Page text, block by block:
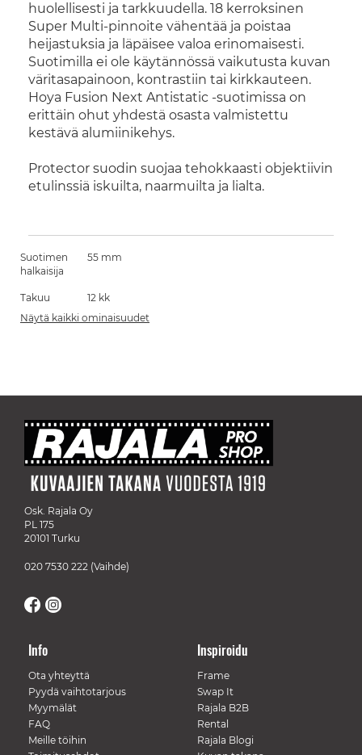
huolellisesti ja tarkkuudella. 18 kerroksinen
Super Multi-pinnoite vähentää ja poistaa
heijastuksia ja läpäisee valoa erinomaisesti.
Suotimilla ei ole käytännössä vaikutusta kuvan
väritasapainoon, kontrastiin tai kirkkauteen.
Hoya Fusion Next Antistatic -suotimissa on
erittäin ohut yhdestä osasta valmistettu
kestävä alumiinikehys.
Protector suodin suojaa tehokkaasti objektiivin
etulinssiä iskuilta, naarmuilta ja lialta.
Suotimen
halkaisija
55 mm
Takuu
12 kk
Näytä kaikki ominaisuudet
Osk. Rajala Oy
PL 175
20101 Turku
020 7530 222 (Vaihde)
Info
Ota yhteyttä
Pyydä vaihtotarjous
Myymälät
FAQ
Meille töihin
Inspiroidu
Frame
Swap It
Rajala B2B
Rental
Rajala Blogi